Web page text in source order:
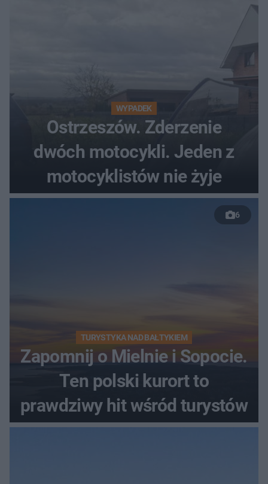
WYPADEK
Ostrzeszów. Zderzenie
dwóch motocykli. Jeden z
motocyklistów nie żyje
6
TURYSTYKA NAD BAŁTYKIEM
Zapomnij o Mielnie i Sopocie.
Ten polski kurort to
prawdziwy hit wśród turystów